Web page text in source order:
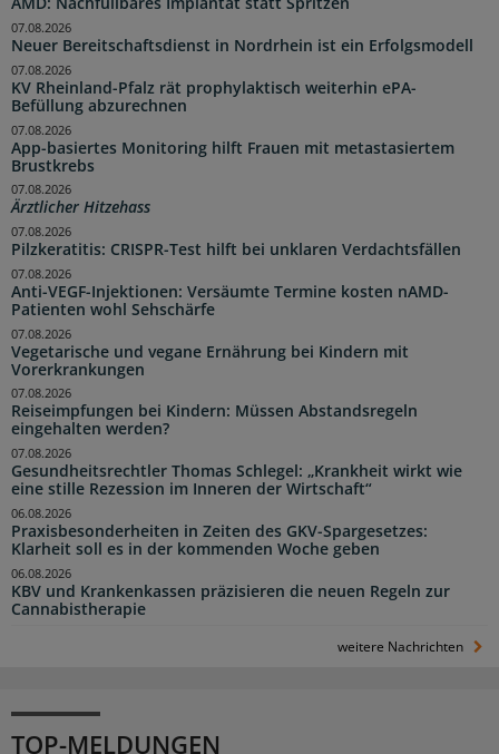
Neuer Bereitschaftsdienst in Nordrhein ist ein Erfolgsmodell
07.08.2026
KV Rheinland-Pfalz rät prophylaktisch weiterhin ePA-
Befüllung abzurechnen
07.08.2026
App-basiertes Monitoring hilft Frauen mit metastasiertem
Brustkrebs
07.08.2026
Ärztlicher Hitzehass
07.08.2026
Pilzkeratitis: CRISPR-Test hilft bei unklaren Verdachtsfällen
07.08.2026
Anti-VEGF-Injektionen: Versäumte Termine kosten nAMD-
Patienten wohl Sehschärfe
07.08.2026
Vegetarische und vegane Ernährung bei Kindern mit
Vorerkrankungen
07.08.2026
Reiseimpfungen bei Kindern: Müssen Abstandsregeln
eingehalten werden?
07.08.2026
Gesundheitsrechtler Thomas Schlegel: „Krankheit wirkt wie
eine stille Rezession im Inneren der Wirtschaft“
07.08.2026
Praxisbesonderheiten in Zeiten des GKV-Spargesetzes:
Klarheit soll es in der kommenden Woche geben
06.08.2026
KBV und Krankenkassen präzisieren die neuen Regeln zur
Cannabistherapie
06.08.2026
weitere Nachrichten
TOP-MELDUNGEN